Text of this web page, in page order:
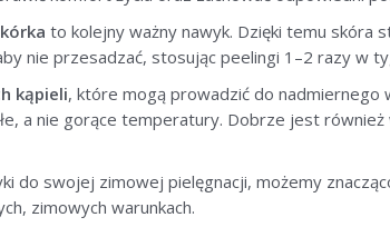
to kolejny ważny nawyk. Dzięki temu skóra
nie przesadzać, stosując peelingi 1–2 razy w
kąpieli, które mogą prowadzić do nadmiernego
a nie gorące temperatury. Dobrze jest
do swojej zimowej pielęgnacji, możemy
zimowych warunkach.